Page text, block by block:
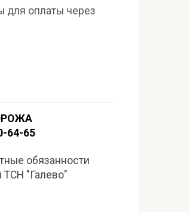
для оплаты через
64-65
обязанности
ТСН "Галево"